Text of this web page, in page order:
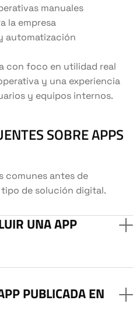
manuales
la empresa
automatización
con foco en utilidad real
y una experiencia
y equipos internos.
SOBRE APPS
comunes antes de
de solución digital.
UNA APP
PUBLICADA EN